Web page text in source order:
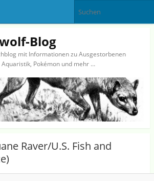
Blog
mit Informationen zu Ausgestorbenen
Pokémon und mehr …
Raver/U.S. Fish and